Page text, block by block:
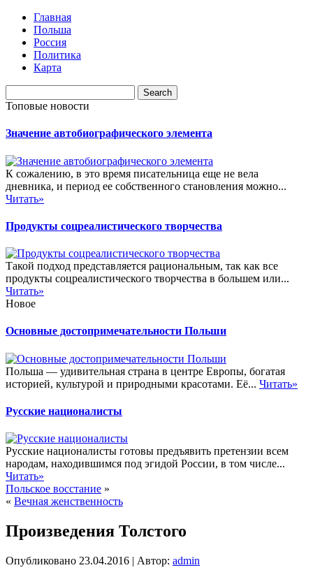
Главная
Польша
Россия
Политика
Карта
Топовые новости
Значение автобиографического элемента
К сожалению, в это время писательница еще не вела
дневника, и период ее собственного становления можно...
Читать»
Продукты соцреалистического творчества
Такой подход представляется рациональным, так как все
продукты соцреалистического творчества в большем или...
Читать»
Новое
Основные достопримечательности Польши
Польша — удивительная страна в центре Европы, богатая
историей, культурой и природными красотами. Её... Читать»
Русские националисты
Русские националисты готовы предъявить претензии всем
народам, находившимся под эгидой России, в том числе...
Читать»
Польское восстание »
« Вечная женственность
Произведения Толстого
Опубликовано 23.04.2016 | Автор: admin